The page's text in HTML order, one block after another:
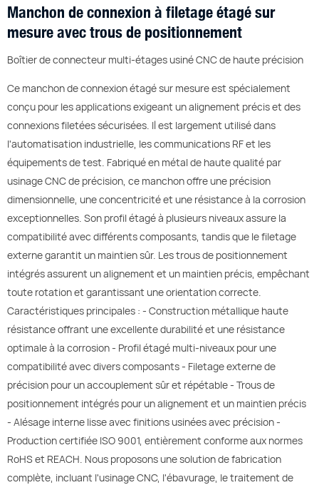
Manchon de connexion à filetage étagé sur
mesure avec trous de positionnement
Boîtier de connecteur multi-étages usiné CNC de haute précision
Ce manchon de connexion étagé sur mesure est spécialement
conçu pour les applications exigeant un alignement précis et des
connexions filetées sécurisées. Il est largement utilisé dans
l'automatisation industrielle, les communications RF et les
équipements de test. Fabriqué en métal de haute qualité par
usinage CNC de précision, ce manchon offre une précision
dimensionnelle, une concentricité et une résistance à la corrosion
exceptionnelles. Son profil étagé à plusieurs niveaux assure la
compatibilité avec différents composants, tandis que le filetage
externe garantit un maintien sûr. Les trous de positionnement
intégrés assurent un alignement et un maintien précis, empêchant
toute rotation et garantissant une orientation correcte.
Caractéristiques principales : - Construction métallique haute
résistance offrant une excellente durabilité et une résistance
optimale à la corrosion - Profil étagé multi-niveaux pour une
compatibilité avec divers composants - Filetage externe de
précision pour un accouplement sûr et répétable - Trous de
positionnement intégrés pour un alignement et un maintien précis
- Alésage interne lisse avec finitions usinées avec précision -
Production certifiée ISO 9001, entièrement conforme aux normes
RoHS et REACH. Nous proposons une solution de fabrication
complète, incluant l'usinage CNC, l'ébavurage, le traitement de